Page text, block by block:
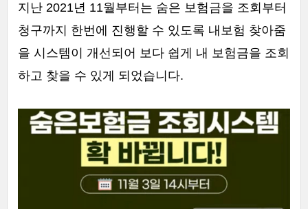
지난 2021년 11월부터는 숨은 보험금을 조회부터
청구까지 한번에 진행할 수 있도록 내보험 찾아줌
을 시스템이 개선되어 보다 쉽게 내 보험금을 조회
하고 찾을 수 있게 되었습니다.